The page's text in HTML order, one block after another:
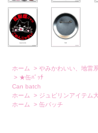
ホーム > やみかわいい、地雷
> ★缶ﾊﾞｯﾁ
Can batch
ホーム
> ジュピリンアイテム
ホーム
> 缶バッチ